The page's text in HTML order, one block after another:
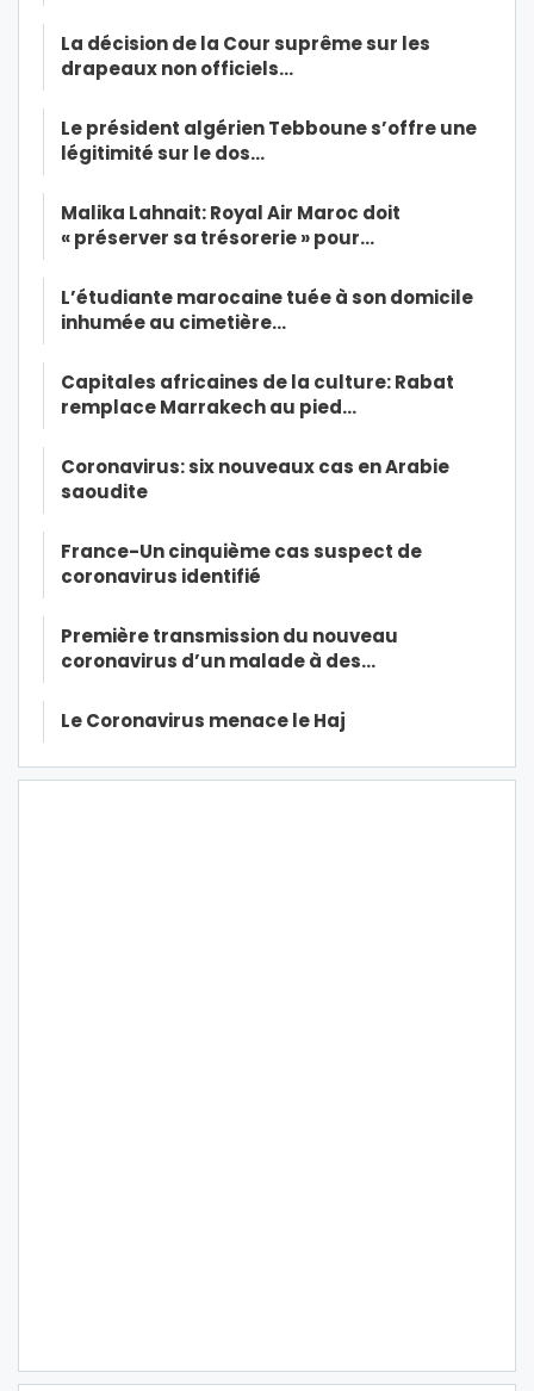
La décision de la Cour suprême sur les
drapeaux non officiels…
Le président algérien Tebboune s’offre une
légitimité sur le dos…
Malika Lahnait: Royal Air Maroc doit
« préserver sa trésorerie » pour…
L’étudiante marocaine tuée à son domicile
inhumée au cimetière…
Capitales africaines de la culture: Rabat
remplace Marrakech au pied…
Coronavirus: six nouveaux cas en Arabie
saoudite
France-Un cinquième cas suspect de
coronavirus identifié
Première transmission du nouveau
coronavirus d’un malade à des…
Le Coronavirus menace le Haj